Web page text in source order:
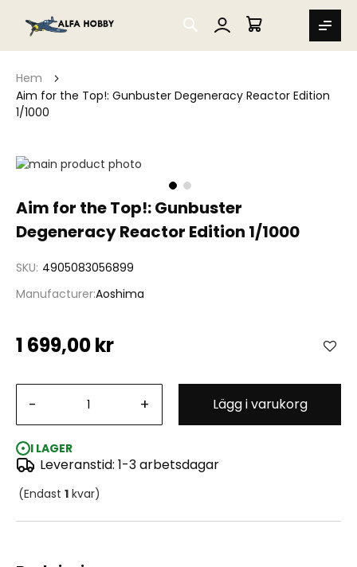
SEARCH
MIN VARUKORG
Hem
Aim for the Top!: Gunbuster Degeneracy Reactor Edition
1/1000
Aim for the Top!: Gunbuster
Degeneracy Reactor Edition 1/1000
SKU 4905083056899
ManufacturerAoshima
1 699,00 kr
- + Lägg i varukorg
I LAGER
Leveranstid: 1-3 arbetsdagar
(Endast 1 kvar)
Hoppa
av
bildgalleriet
Aim for the Top!: Gunbuster Degeneracy Reactor
Hoppa
början
bildgalleriet